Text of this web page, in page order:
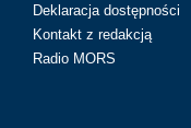
Deklaracja dostępności
Kontakt z redakcją
Radio MORS